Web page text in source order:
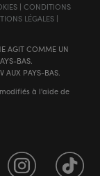
| CONDITIONS
LÉGALES|
AGIT COMME UN
BAS.
AUX PAYS-BAS.
à l'aide de